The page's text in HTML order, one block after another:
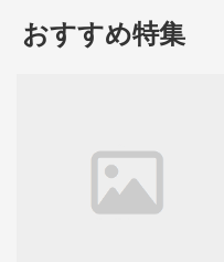
おすすめ特集